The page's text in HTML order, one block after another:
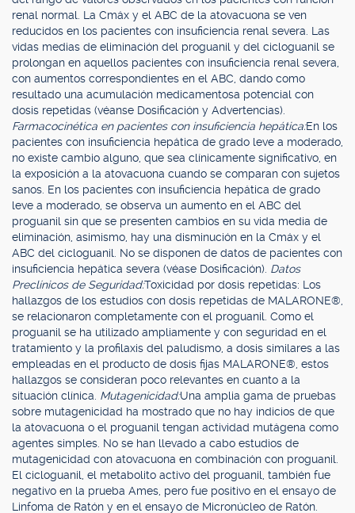
renal normal. La Cmáx y el ABC de la atovacuona se ven
reducidos en los pacientes con insuficiencia renal severa. Las
vidas medias de eliminación del proguanil y del cicloguanil se
prolongan en aquellos pacientes con insuficiencia renal severa,
con aumentos correspondientes en el ABC, dando como
resultado una acumulación medicamentosa potencial con
dosis repetidas (véanse Dosificación y Advertencias).
Farmacocinética en pacientes con insuficiencia hepática:En los
pacientes con insuficiencia hepática de grado leve a moderado,
no existe cambio alguno, que sea clínicamente significativo, en
la exposición a la atovacuona cuando se comparan con sujetos
sanos. En los pacientes con insuficiencia hepática de grado
leve a moderado, se observa un aumento en el ABC del
proguanil sin que se presenten cambios en su vida media de
eliminación, asimismo, hay una disminución en la Cmáx y el
ABC del cicloguanil. No se disponen de datos de pacientes con
insuficiencia hepática severa (véase Dosificación). Datos
Preclínicos de Seguridad:Toxicidad por dosis repetidas: Los
hallazgos de los estudios con dosis repetidas de MALARONE®,
se relacionaron completamente con el proguanil. Como el
proguanil se ha utilizado ampliamente y con seguridad en el
tratamiento y la profilaxis del paludismo, a dosis similares a las
empleadas en el producto de dosis fijas MALARONE®, estos
hallazgos se consideran poco relevantes en cuanto a la
situación clínica. Mutagenicidad:Una amplia gama de pruebas
sobre mutagenicidad ha mostrado que no hay indicios de que
la atovacuona o el proguanil tengan actividad mutágena como
agentes simples. No se han llevado a cabo estudios de
mutagenicidad con atovacuona en combinación con proguanil.
El cicloguanil, el metabolito activo del proguanil, también fue
negativo en la prueba Ames, pero fue positivo en el ensayo de
Linfoma de Ratón y en el ensayo de Micronúcleo de Ratón.